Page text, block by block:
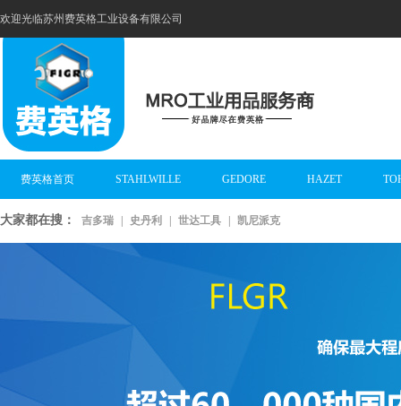
欢迎光临苏州费英格工业设备有限公司
费英格首页 STAHLWILLE GEDORE HAZET
大家都在搜： 吉多瑞 史丹利 世达工具 凯尼派克